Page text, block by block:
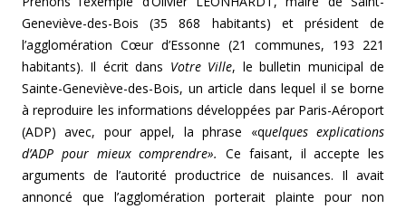
Geneviève-des-Bois (35 868 habitants) et président de
l’agglomération Cœur d’Essonne (21 communes, 193 221
habitants). Il écrit dans Votre Ville, le bulletin municipal de
Sainte-Geneviève-des-Bois, un article dans lequel il se borne
à reproduire les informations développées par Paris-Aéroport
(ADP) avec, pour appel, la phrase «quelques explications
d’ADP pour mieux comprendre». Ce faisant, il accepte les
arguments de l’autorité productrice de nuisances. Il avait
annoncé que l’agglomération porterait plainte pour non